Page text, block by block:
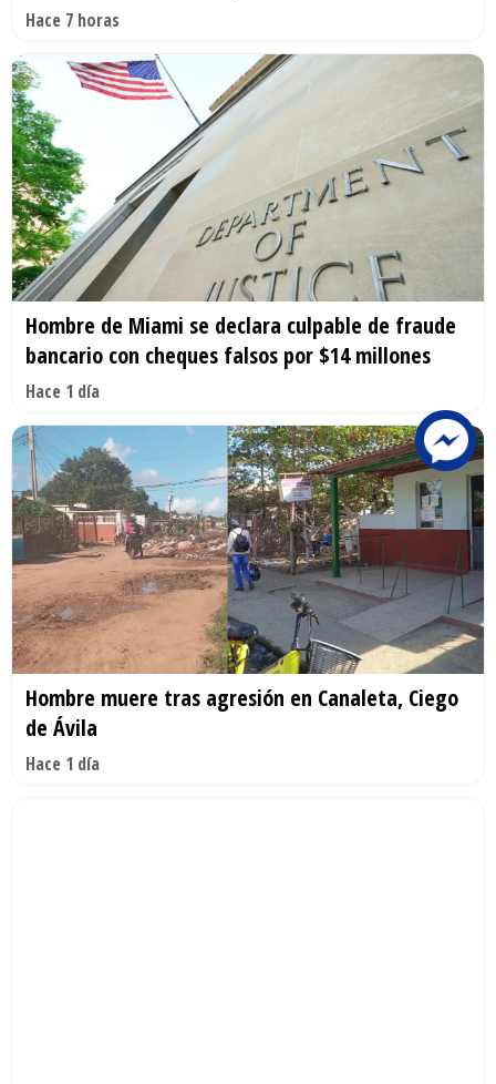
Hace 7 horas
Hombre de Miami se declara culpable de fraude
bancario con cheques falsos por $14 millones
Hace 1 día
Hombre muere tras agresión en Canaleta, Ciego
de Ávila
Hace 1 día